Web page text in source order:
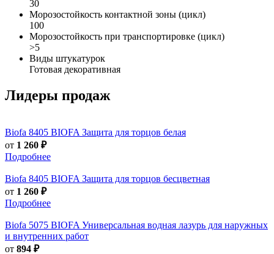
30
Морозостойкость контактной зоны (цикл)
100
Морозостойкость при транспортировке (цикл)
>5
Виды штукатурок
Готовая декоративная
Лидеры продаж
Biofa 8405 BIOFA Защита для торцов белая
от 1 260 ₽
Подробнее
Biofa 8405 BIOFA Защита для торцов бесцветная
от 1 260 ₽
Подробнее
Biofa 5075 BIOFA Универсальная водная лазурь для наружных
и внутренних работ
от 894 ₽